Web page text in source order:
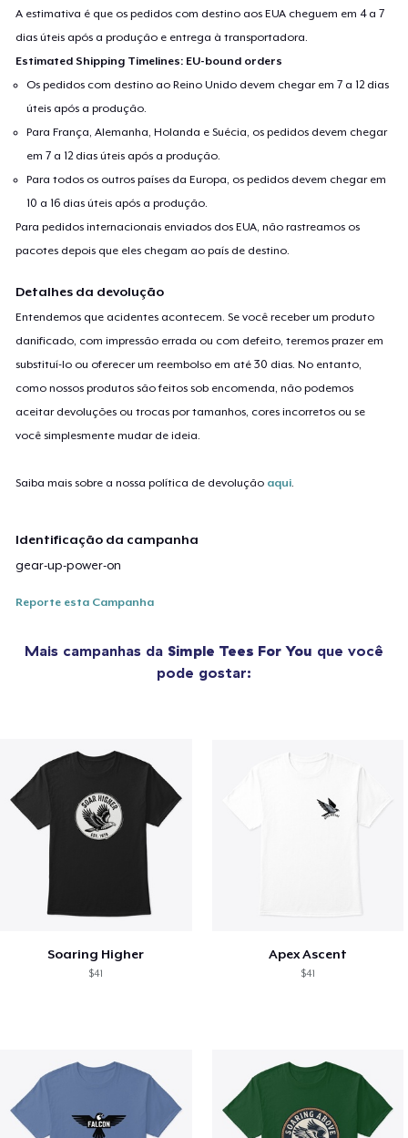
A estimativa é que os pedidos com destino aos EUA cheguem em 4 a 7
dias úteis após a produção e entrega à transportadora.
Estimated Shipping Timelines: EU-bound orders
Os pedidos com destino ao Reino Unido devem chegar em 7 a 12 dias
úteis após a produção.
Para França, Alemanha, Holanda e Suécia, os pedidos devem chegar
em 7 a 12 dias úteis após a produção.
Para todos os outros países da Europa, os pedidos devem chegar em
10 a 16 dias úteis após a produção.
Para pedidos internacionais enviados dos EUA, não rastreamos os
pacotes depois que eles chegam ao país de destino.
Detalhes da devolução
Entendemos que acidentes acontecem. Se você receber um produto
danificado, com impressão errada ou com defeito, teremos prazer em
substituí-lo ou oferecer um reembolso em até 30 dias. No entanto,
como nossos produtos são feitos sob encomenda, não podemos
aceitar devoluções ou trocas por tamanhos, cores incorretos ou se
você simplesmente mudar de ideia.
Saiba mais sobre a nossa política de devolução aqui
Identificação da campanha
gear-up-power-on
Reporte esta Campanha
Mais campanhas da Simple Tees For You que você
pode gostar:
Soaring Higher
$41
Apex Ascent
$41